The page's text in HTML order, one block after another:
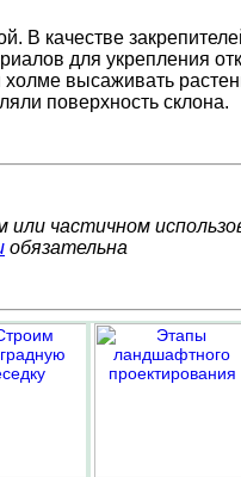
В качестве
для укрепления
высаживать
поверхность склона.
или частичном
обязательна